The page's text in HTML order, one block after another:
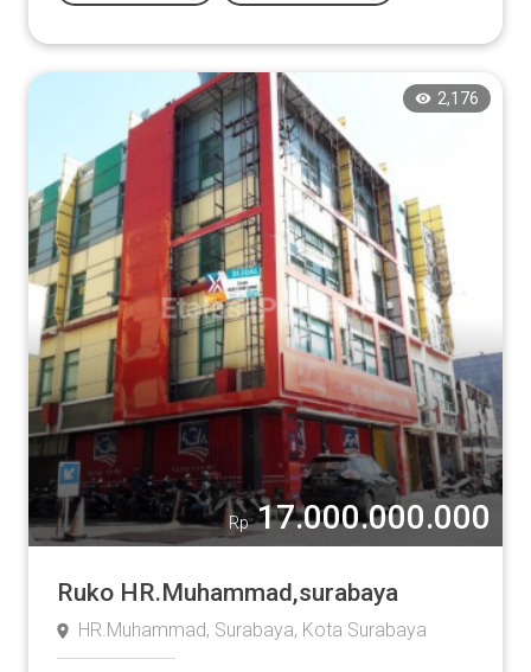
2,176
Rp 17.000.000.000
Ruko HR.Muhammad,surabaya
HR.Muhammad, Surabaya, Kota Surabaya